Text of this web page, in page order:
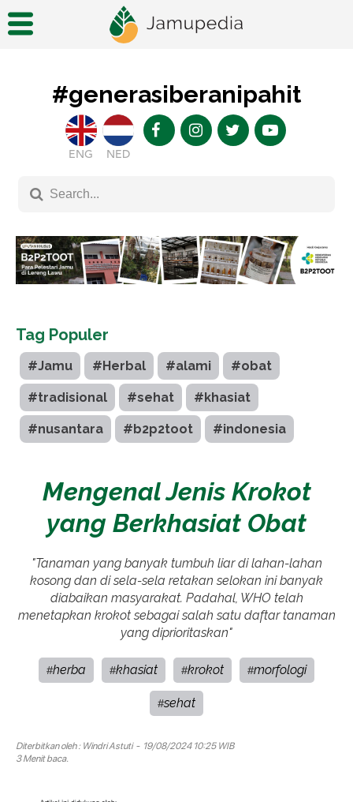
#generasiberanipahit
ENG NED
Tag Populer
#Jamu #Herbal #alami #obat
#tradisional #sehat #khasiat
#nusantara #b2p2toot #indonesia
Mengenal Jenis Krokot
yang Berkhasiat Obat
"Tanaman yang banyak tumbuh liar di lahan-lahan
kosong dan di sela-sela retakan selokan ini banyak
diabaikan masyarakat. Padahal, WHO telah
menetapkan krokot sebagai salah satu daftar tanaman
yang diprioritaskan"
#herba #khasiat #krokot #morfologi
#sehat
Diterbitkan oleh : Windri Astuti- 19/08/2024 10:25 WIB
3 Menit baca.